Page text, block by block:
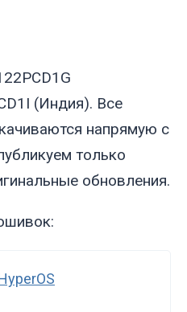
(Индия). Все
напрямую с
только
обновления.